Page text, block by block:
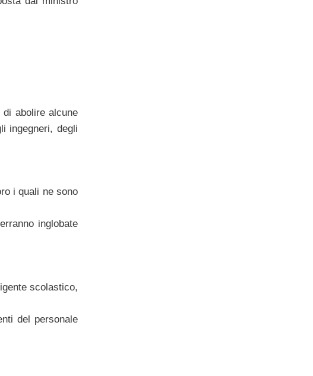
abolire alcune
ingegneri, degli
i quali ne sono
inglobate
scolastico,
del personale